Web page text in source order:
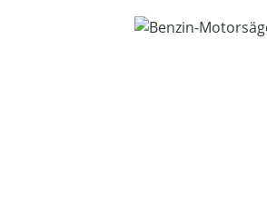
Bildergalerie überspringen